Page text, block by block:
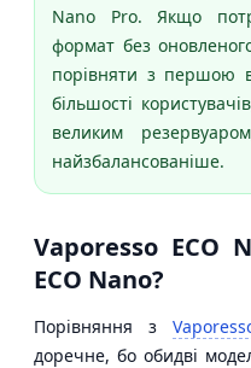
Nano Pro. Якщо
формат без
порівняти з першою
більшості
великим
найзбалансованіше.
Vaporesso ECO
ECO Nano?
Порівняння з
доречне, бо обидві